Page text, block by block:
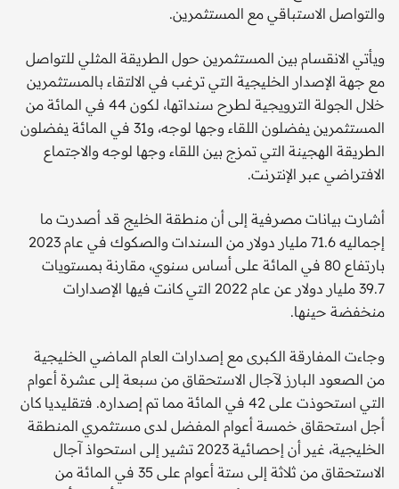
والتواصل الاستباقي مع المستثمرين.
ويأتي الانقسام بين المستثمرين حول الطريقة المثلي للتواصل
مع جهة الإصدار الخليجية التي ترغب في الالتقاء بالمستثمرين
خلال الجولة الترويجية لطرح سنداتها، لكون 44 في المائة من
المستثمرين يفضلون اللقاء وجها لوجه، و31 في المائة يفضلون
الطريقة الهجينة التي تمزج بين اللقاء وجها لوجه والاجتماع
الافتراضي عبر الإنترنت.
أشارت بيانات مصرفية إلى أن منطقة الخليج قد أصدرت ما
إجماليه 71.6 مليار دولار من السندات والصكوك في عام 2023
بارتفاع 80 في المائة على أساس سنوي، مقارنة بمستويات
39.7 مليار دولار عن عام 2022 التي كانت فيها الإصدارات
منخفضة حينها.
وجاءت المفارقة الكبرى مع إصدارات العام الماضي الخليجية
من الصعود البارز لآجال الاستحقاق من سبعة إلى عشرة أعوام
التي استحوذت على 42 في المائة مما تم إصداره. فتقليديا كان
أجل استحقاق خمسة أعوام المفضل لدى مستثمري المنطقة
الخليجية، غير أن إحصائية 2023 تشير إلى استحواذ آجال
الاستحقاق من ثلاثة إلى ستة أعوام على 35 في المائة من